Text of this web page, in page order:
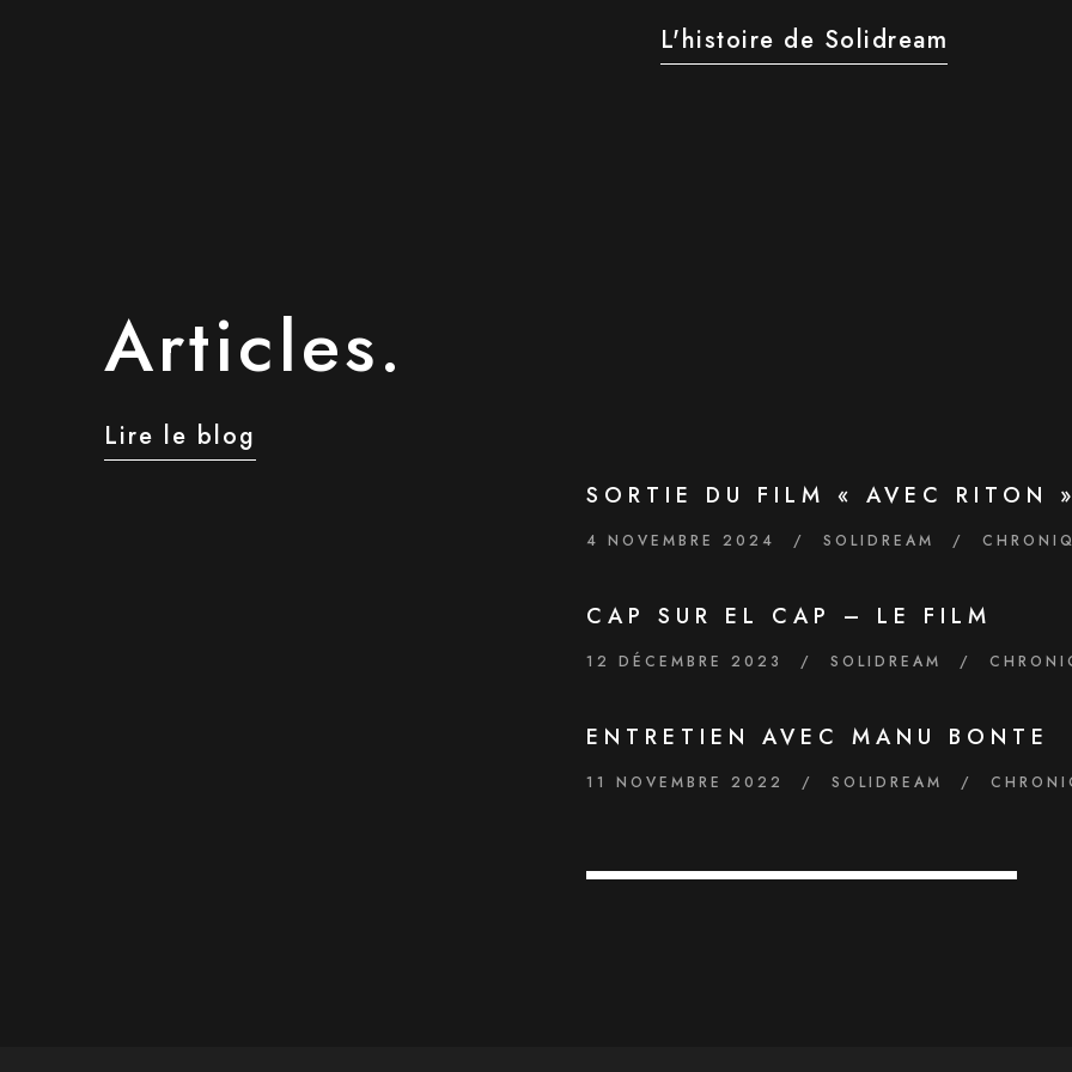
L'histoire de Solidream
Articles.
Lire le blog
SORTIE DU FILM « AVEC RITON
4 NOVEMBRE 2024 / SOLIDREAM /
CAP SUR EL CAP – LE FILM
12 DÉCEMBRE 2023 / SOLIDREAM /
ENTRETIEN AVEC MANU BONTE
11 NOVEMBRE 2022 / SOLIDREAM /